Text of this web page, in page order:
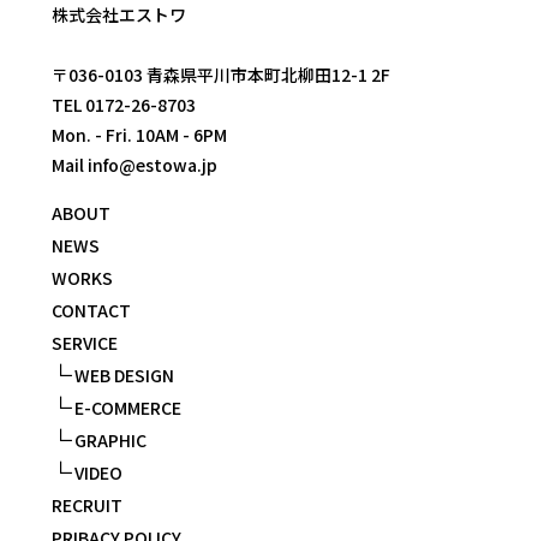
株式会社エストワ
〒036-0103 青森県平川市本町北柳田12-1 2F
TEL 0172-26-8703
Mon. - Fri. 10AM - 6PM
Mail info@estowa.jp
ABOUT
NEWS
WORKS
CONTACT
SERVICE
∟WEB DESIGN
∟E-COMMERCE
∟GRAPHIC
∟VIDEO
RECRUIT